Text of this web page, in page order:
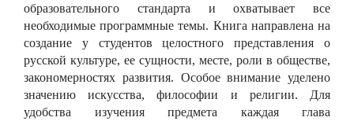
образовательного стандарта и охватывает все
необходимые программные темы. Книга направлена на
создание у студентов целостного представления о
русской культуре, ее сущности, месте, роли в обществе,
закономерностях развития. Особое внимание уделено
значению искусства, философии и религии. Для
удобства изучения предмета каждая глава